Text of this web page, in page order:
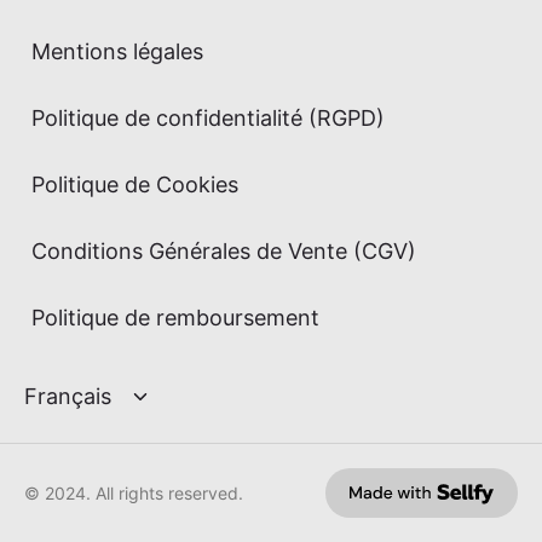
Mentions légales
Politique de confidentialité (RGPD)
Politique de Cookies
Conditions Générales de Vente (CGV)
Politique de remboursement
© 2024. All rights reserved.